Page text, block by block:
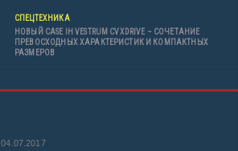
СПЕЦТЕХНИКА
НОВЫЙ CASE IH VESTRUM CVXDRIVE – СОЧЕТАНИЕ
ПРЕВОСХОДНЫХ ХАРАКТЕРИСТИК И КОМПАКТНЫХ
РАЗМЕРОВ
04.07.2017